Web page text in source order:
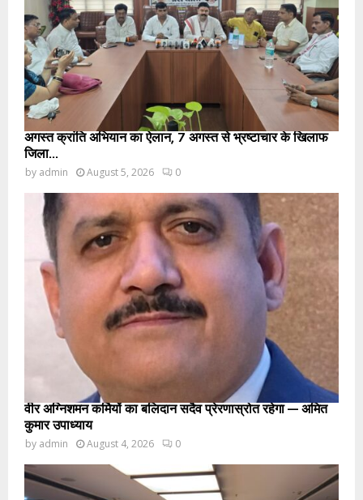
अगस्त क्रांति अभियान का ऐलान, 7 अगस्त से भ्रष्टाचार के खिलाफ
जिला...
by admin August 5, 2026 0
वीर अग्निशमन कर्मियों का बलिदान सदैव प्रेरणास्रोत रहेगा — अमित
कुमार उपाध्याय
by admin August 4, 2026 0